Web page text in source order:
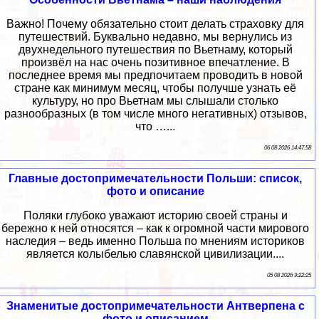
Важно! Почему обязательно стоит делать страховку для
путешествий. Буквально недавно, мы вернулись из
двухнедельного путешествия по Вьетнаму, который
произвёл на нас очень позитивное впечатление. В
последнее время мы предпочитаем проводить в новой
стране как минимум месяц, чтобы получше узнать её
культуру, но про Вьетнам мы слышали столько
разнообразных (в том числе много негативных) отзывов,
что …...
06 08 2026 14:47:58
Главные достопримечательности Польши: список,
фото и описание
Поляки глубоко уважают историю своей страны и
бережно к ней относятся – как к огромной части мирового
наследия – ведь именно Польша по мнениям историков
является колыбелью славянской цивилизации....
05 08 2026 9:22:25
Знаменитые достопримечательности Антверпена с